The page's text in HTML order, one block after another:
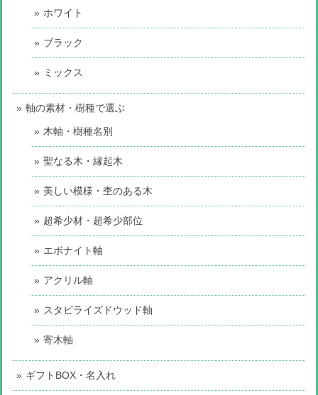
ホワイト
ブラック
ミックス
軸の素材・樹種で選ぶ
木軸・樹種名別
聖なる木・縁起木
美しい模様・杢のある木
超希少材・超希少部位
エボナイト軸
アクリル軸
スタビライズドウッド軸
寄木軸
ギフトBOX・名入れ